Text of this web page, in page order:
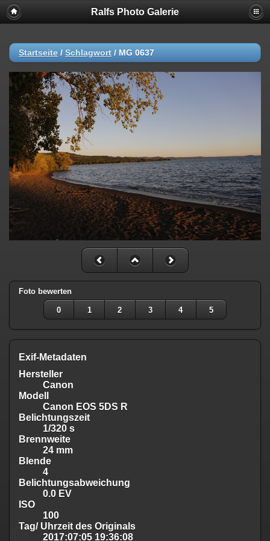
Ralfs Photo Galerie
Startseite / Schlagwort / MG 0637
Foto bewerten
0 1 2 3 4 5
Exif-Metadaten
Hersteller
Canon
Modell
Canon EOS 5DS R
Belichtungszeit
1/320 s
Brennweite
24 mm
Blende
4
Belichtungsabweichung
0.0 EV
ISO
100
Tag/ Uhrzeit des Originals
2017:07:05 19:36:08